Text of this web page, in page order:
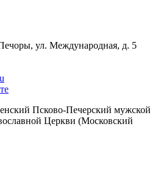
ул. Международная, д. 5
Псково-Печерский мужской
Церкви (Московский